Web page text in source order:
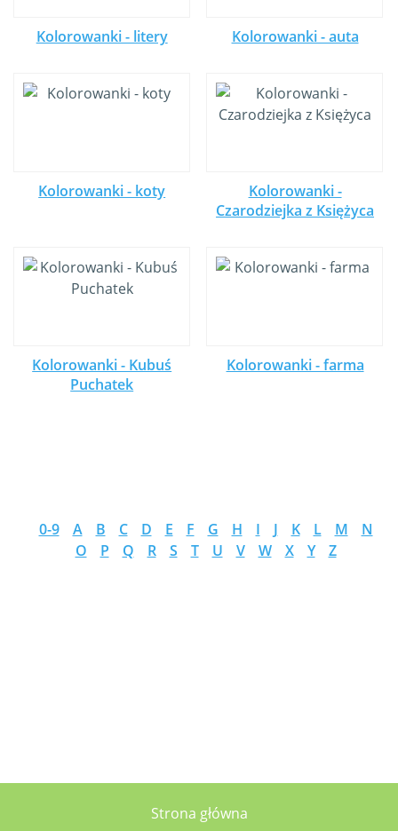
Kolorowanki - litery Kolorowanki - auta
Kolorowanki - koty
Kolorowanki -
Czarodziejka z Księżyca
Kolorowanki - Kubuś
Puchatek
Kolorowanki - farma
0-9 A B C D E F G H I J K L M
N
O
P Q R S T U V W X Y Z
Strona główna